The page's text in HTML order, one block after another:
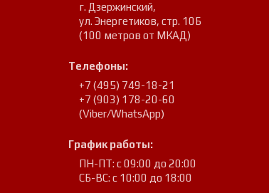
г. Дзержинский,
ул. Энергетиков, стр. 10Б
(100 метров от МКАД)
Телефоны:
+7 (495) 749-18-21
+7 (903) 178-20-60
(Viber/WhatsApp)
График работы:
ПН-ПТ: с 09:00 до 20:00
СБ-ВС: с 10:00 до 18:00